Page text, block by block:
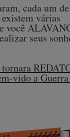
cada um
várias
você
seus
vido a